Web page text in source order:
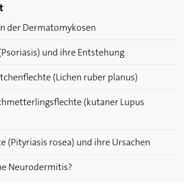
der Dermatomykosen
und ihre Entstehung
(Lichen ruber planus)
(kutaner Lupus
(Pityriasis rosea) und ihre Ursachen
Neurodermitis?